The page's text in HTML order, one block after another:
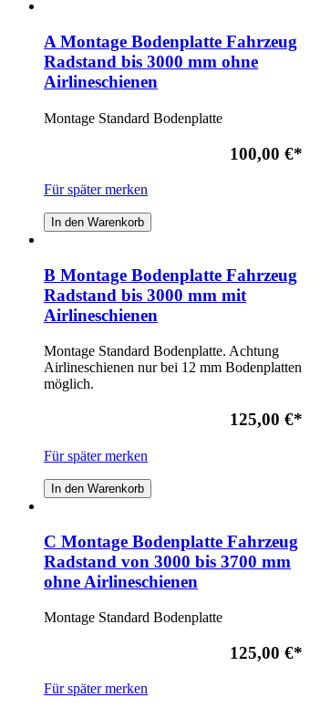
A Montage Bodenplatte Fahrzeug
Radstand bis 3000 mm ohne
Airlineschienen
Montage Standard Bodenplatte
100,00 €*
Für später merken
In den Warenkorb
B Montage Bodenplatte Fahrzeug
Radstand bis 3000 mm mit
Airlineschienen
Montage Standard Bodenplatte. Achtung
Airlineschienen nur bei 12 mm Bodenplatten
möglich.
125,00 €*
Für später merken
In den Warenkorb
C Montage Bodenplatte Fahrzeug
Radstand von 3000 bis 3700 mm
ohne Airlineschienen
Montage Standard Bodenplatte
125,00 €*
Für später merken